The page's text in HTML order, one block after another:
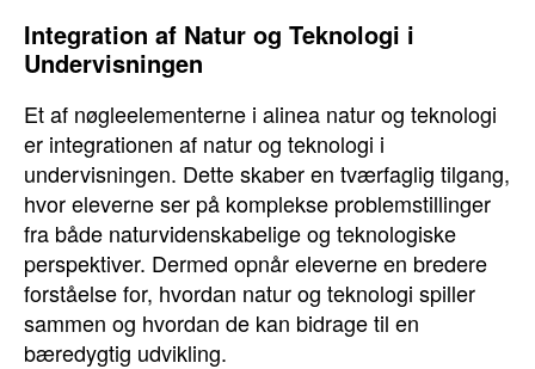
Integration af Natur og Teknologi i
Undervisningen
Et af nøgleelementerne i alinea natur og teknologi
er integrationen af natur og teknologi i
undervisningen. Dette skaber en tværfaglig tilgang,
hvor eleverne ser på komplekse problemstillinger
fra både naturvidenskabelige og teknologiske
perspektiver. Dermed opnår eleverne en bredere
forståelse for, hvordan natur og teknologi spiller
sammen og hvordan de kan bidrage til en
bæredygtig udvikling.